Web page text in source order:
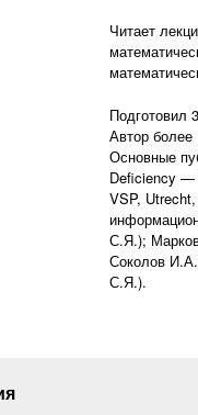
Читает
Подготовил
Автор более
Основные
Deficiency —
VSP,
С.Я.);
Соколов
С.Я.).